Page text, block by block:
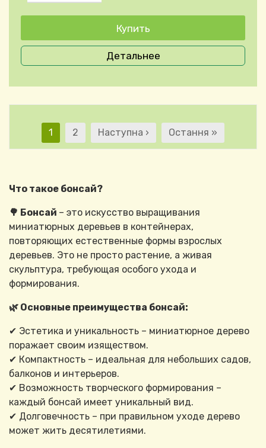
Детальнее
Нумерация страниц
Текущая страница
1 Страница
2 Следующая страница
Наступна › Последняя страница
Остання »
Что такое бонсай?
🌳 Бонсай – это искусство выращивания
миниатюрных деревьев в контейнерах,
повторяющих естественные формы взрослых
деревьев. Это не просто растение, а живая
скульптура, требующая особого ухода и
формирования.
🌿 Основные преимущества бонсай:
✔ Эстетика и уникальность – миниатюрное дерево
поражает своим изяществом.
✔ Компактность – идеальная для небольших садов,
балконов и интерьеров.
✔ Возможность творческого формирования –
каждый бонсай имеет уникальный вид.
✔ Долговечность – при правильном уходе дерево
может жить десятилетиями.